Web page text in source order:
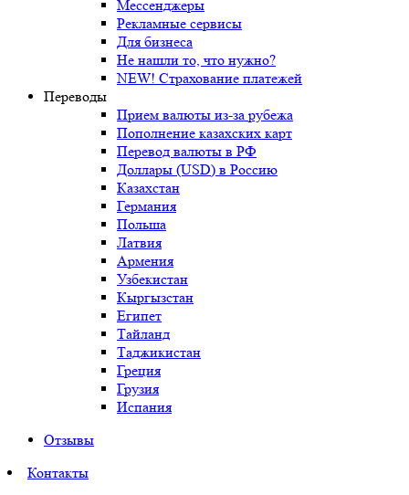
Мессенджеры
Рекламные сервисы
Для бизнеса
Не нашли то, что нужно?
NEW! Страхование платежей
Переводы
Прием валюты из-за рубежа
Пополнение казахских карт
Перевод валюты в РФ
Доллары (USD) в Россию
Казахстан
Германия
Польша
Латвия
Армения
Узбекистан
Кыргызстан
Египет
Тайланд
Таджикистан
Греция
Грузия
Испания
Отзывы
Контакты